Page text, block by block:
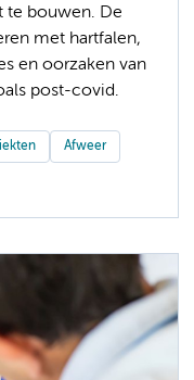
te bouwen. De
met hartfalen,
en oorzaken van
post-covid.
Afweer